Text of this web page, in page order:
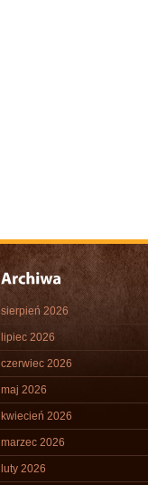
sierpień 2026
lipiec 2026
czerwiec 2026
maj 2026
kwiecień 2026
marzec 2026
luty 2026